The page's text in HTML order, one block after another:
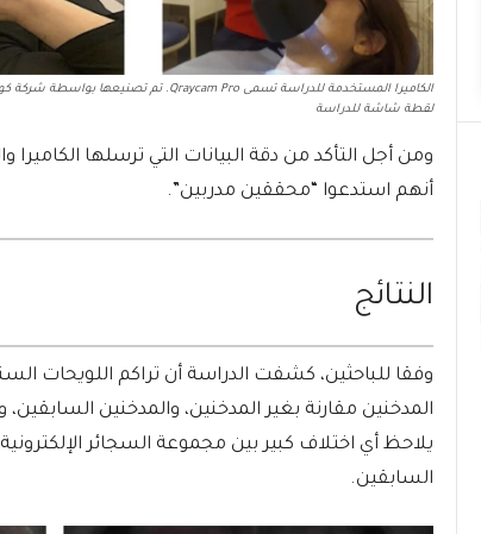
لقطة شاشة للدراسة
ومن أجل التأكد من دقة البيانات التي ترسلها الكاميرا
أنهم استدعوا “محققين مدربين”.
النتائج
وفقا للباحثين، كشفت الدراسة أن تراكم اللويحات
المدخنين مقارنة بغير المدخنين، والمدخنين
يلاحظ أي اختلاف كبير بين مجموعة السجائر
السابقين.